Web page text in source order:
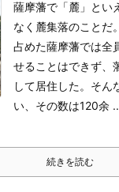
薩摩藩で「麓」とい
なく麓集落のことだ。
占めた薩摩藩では全
せることはできず、
して居住した。そん
い、その数は120余
続きを読む